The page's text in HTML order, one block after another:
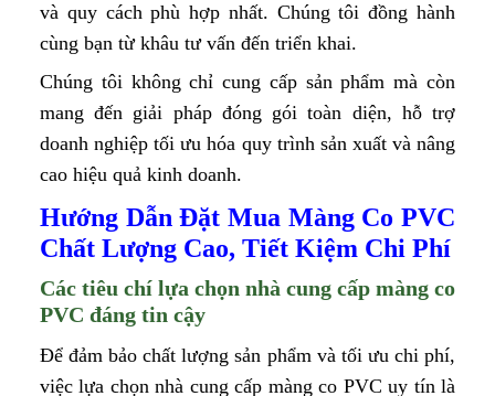
và quy cách phù hợp nhất. Chúng tôi đồng hành
cùng bạn từ khâu tư vấn đến triển khai.
Chúng tôi không chỉ cung cấp sản phẩm mà còn
mang đến giải pháp đóng gói toàn diện, hỗ trợ
doanh nghiệp tối ưu hóa quy trình sản xuất và nâng
cao hiệu quả kinh doanh.
Hướng Dẫn Đặt Mua Màng Co PVC
Chất Lượng Cao, Tiết Kiệm Chi Phí
Các tiêu chí lựa chọn nhà cung cấp màng co
PVC đáng tin cậy
Để đảm bảo chất lượng sản phẩm và tối ưu chi phí,
việc lựa chọn nhà cung cấp màng co PVC uy tín là